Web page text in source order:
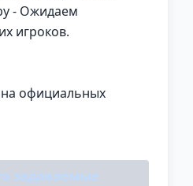
- Ожидаем
игроков.
официальных
задаваемые